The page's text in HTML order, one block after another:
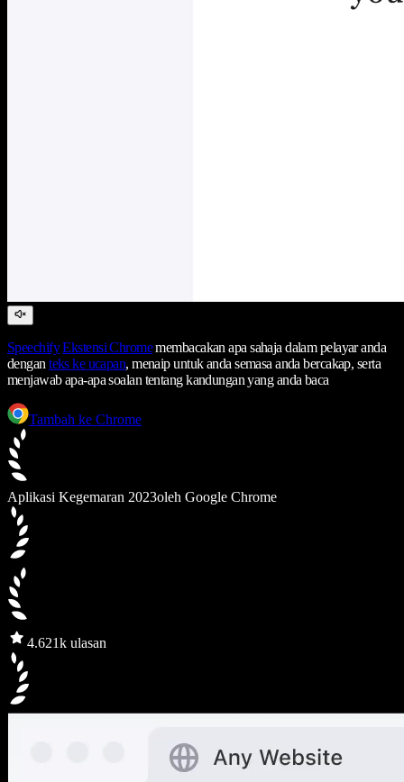
Speechify Ekstensi Chromemembacakan apa sahaja dalam pelayar anda
denganteks ke ucapan, menaip untuk anda semasa anda bercakap, serta
menjawab apa-apa soalan tentang kandungan yang anda baca
Tambah ke Chrome
Aplikasi Kegemaran 2023oleh Google Chrome
4.621k ulasan